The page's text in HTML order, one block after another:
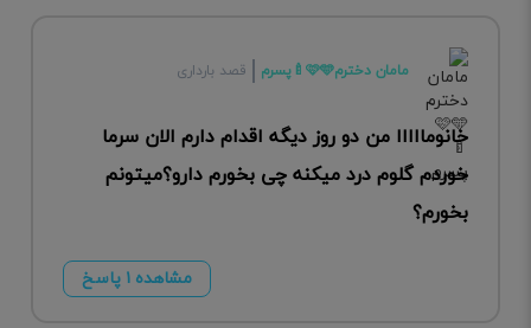
مامان دخترم🩷🩵🍼پسرم قصد بارداری
خانومااااا من دو روز دیگه اقدام دارم الان سرما
خوردم گلوم درد میکنه چی بخورم دارو؟میتونم
بخورم؟
مشاهده ۱ پاسخ